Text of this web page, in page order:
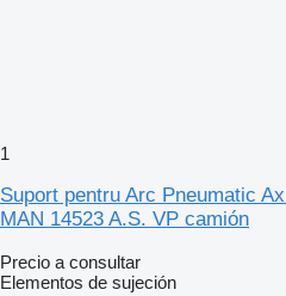
1
Suport pentru Arc Pneumatic
MAN 14523 A.S. VP camión
Precio a consultar
Elementos de sujeción